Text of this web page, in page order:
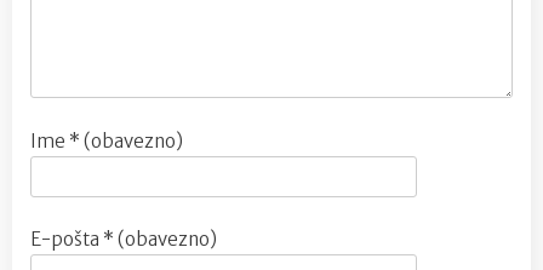
Ime * (obavezno)
E-pošta * (obavezno)